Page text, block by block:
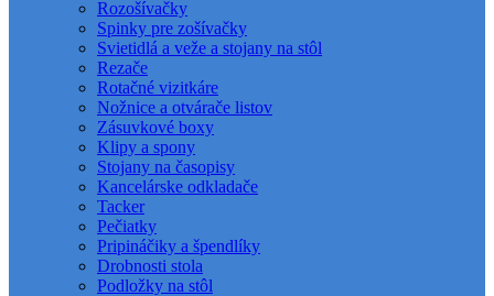
Rozošívačky
Spinky pre zošívačky
Svietidlá a veže a stojany na stôl
Rezače
Rotačné vizitkáre
Nožnice a otvárače listov
Zásuvkové boxy
Klipy a spony
Stojany na časopisy
Kancelárske odkladače
Tacker
Pečiatky
Pripináčiky a špendlíky
Drobnosti stola
Podložky na stôl